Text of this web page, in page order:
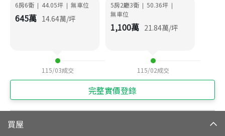
6房6衛 | 44.05坪 | 無車位
645萬 14.64萬/坪
115/03成交
5房2廳3衛 | 50.36坪 |
無車位
1,100萬 21.84萬/坪
115/02成交
完整實價登錄
買屋